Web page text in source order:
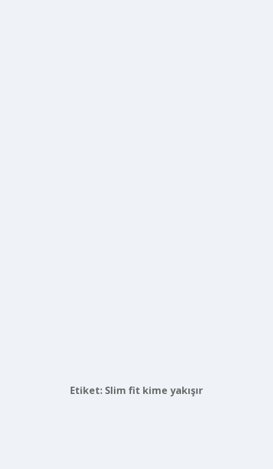
Etiket: Slim fit kime yakışır